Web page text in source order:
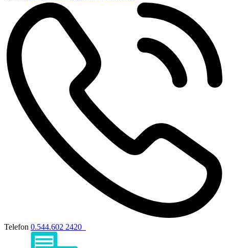
Telefon 0.544.602 2420